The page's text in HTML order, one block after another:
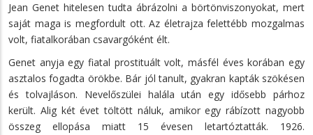
Jean Genet hitelesen tudta ábrázolni a börtönviszonyokat, mert
saját maga is megfordult ott. Az életrajza felettébb mozgalmas
volt, fiatalkorában csavargóként élt.
Genet anyja egy fiatal prostituált volt, másfél éves korában egy
asztalos fogadta örökbe. Bár jól tanult, gyakran kapták szökésen
és tolvajláson. Nevelőszülei halála után egy idősebb párhoz
került. Alig két évet töltött náluk, amikor egy rábízott nagyobb
összeg ellopása miatt 15 évesen letartóztatták. 1926.